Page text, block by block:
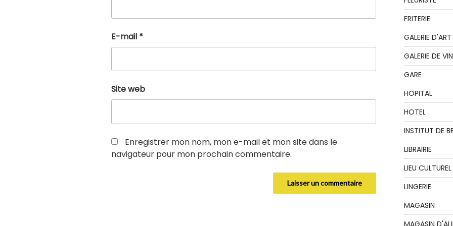
E-mail *
Site web
Enregistrer mon nom, mon e-mail et mon site dans le
navigateur pour mon prochain commentaire.
FRITERIE
GALERIE D'ART
GALERIE DE
GARE
HOPITAL
HOTEL
INSTITUT DE
LIBRAIRIE
LIEU CULTUREL
LINGERIE
MAGASIN